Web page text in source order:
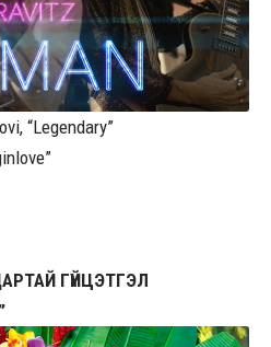
“Legendary”
ГҮЙЦЭТГЭЛ